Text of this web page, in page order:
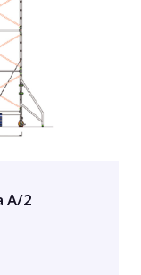
A/2